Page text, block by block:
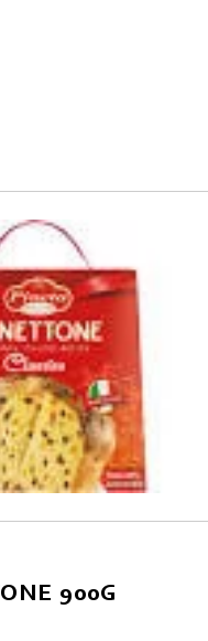
900G